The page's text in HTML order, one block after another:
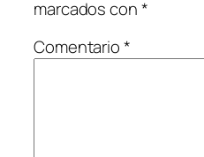
marcados con*
Comentario*